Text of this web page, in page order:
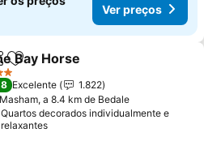
Ver preços
Adicionar aos favoritos
Bay Horse
Excelente
1.822
Masham, a 8.4 km de Bedale
Quartos decorados individualmente e
relaxantes